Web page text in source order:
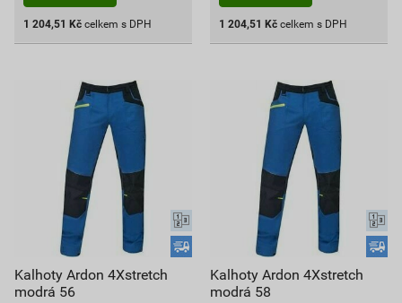
1 204,51 Kč celkem s DPH 1 204,51 Kč celkem s DPH
Kalhoty Ardon 4Xstretch
modrá 56
Kalhoty Ardon 4Xstretch
modrá 58